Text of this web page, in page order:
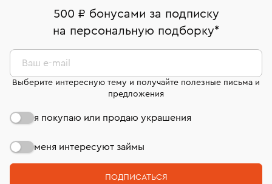
комиссионных украшений и часов смотрите на
странице«Возврат украшений»
Москва, ул. Грузинский Вал, д. 28/45
Срок бронирования украшения при самовывозе из
Оплата наличными или картой
Система быстрых платежей (по QR-коду)
В кредит от Т-Банка (до 50 000 руб., на 3–6 мес.)
номер (УИН)
На особо ценные изделия получены
сертификаты МГУ и других геммологических
лабораторий
500 ₽ бонусами за подписку
на персональную подборку*
Ваш e-mail
Выберите интересную тему и получайте полезные письма и
предложения
я покупаю или продаю украшения
меня интересуют займы
ПОДПИСАТЬСЯ